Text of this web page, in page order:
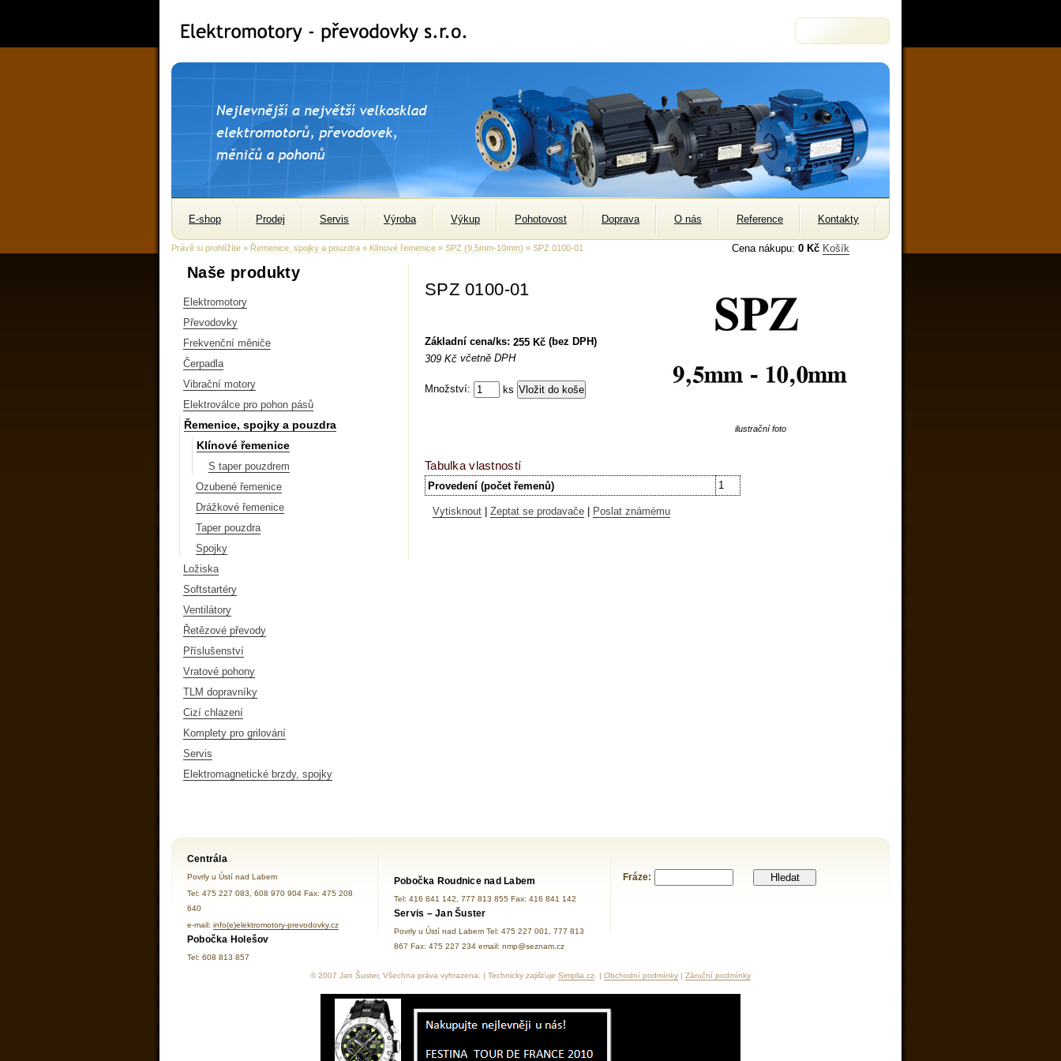
E-shop Prodej Servis Výroba Výkup Pohotovost Doprava O nás Reference Kontakty
Cena nákupu: 0 Kč Košík
Právě si prohlížíte » Řemenice, spojky a pouzdra » Klínové řemenice » SPZ (9,5mm-10mm) » SPZ 0100-01
Naše produkty
Elektromotory
Převodovky
Frekvenční měniče
Čerpadla
Vibrační motory
Elektroválce pro pohon pásů
Řemenice, spojky a pouzdra
Klínové řemenice
S taper pouzdrem
Ozubené řemenice
Drážkové řemenice
Taper pouzdra
Spojky
Ložiska
Softstartéry
Ventilátory
Řetězové převody
Příslušenství
Vratové pohony
TLM dopravníky
Cizí chlazení
Komplety pro grilování
Servis
Elektromagnetické brzdy, spojky
SPZ 0100-01
Základní cena/ks: 255 Kč (bez DPH)
309 Kč včetně DPH
Množství: ks
ilustrační foto
Tabulka vlastností
Provedení (počet řemenů) 1
Vytisknout Zeptat se prodavače Poslat známému
Centrála
Povrly u Ústí nad Labem
Tel: 475 227 083, 608 970 904 Fax: 475 208
640
e-mail: info(e)elektromotory-prevodovky.cz
Pobočka Holešov
Tel: 608 813 857
Pobočka Roudnice nad Labem
Tel: 416 841 142, 777 813 855 Fax: 416 841 142
Servis – Jan Šuster
Povrly u Ústí nad Labem Tel: 475 227 001, 777 813
867 Fax: 475 227 234 email: nmp@seznam.cz
Fráze: Hledat
© 2007 Jan Šuster, Všechna práva vyhrazena. | Technicky zajišťuje Simplia.cz . | Obchodní podmínky | Záruční podmínky